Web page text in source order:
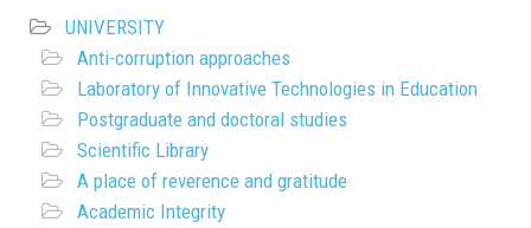
UNIVERSITY
Anti-corruption approaches
Laboratory of Innovative Technologies in Education
Postgraduate and doctoral studies
Scientific Library
A place of reverence and gratitude
Academic Integrity